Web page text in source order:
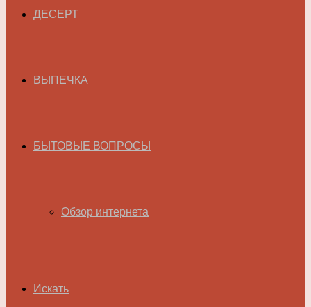
ДЕСЕРТ
ВЫПЕЧКА
БЫТОВЫЕ ВОПРОСЫ
Обзор интернета
Искать